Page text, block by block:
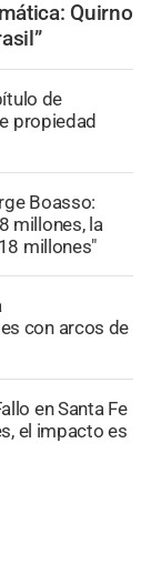
Quirno
de
propiedad
Boasso:
millones, la
millones"
con arcos de
en Santa Fe
el impacto es